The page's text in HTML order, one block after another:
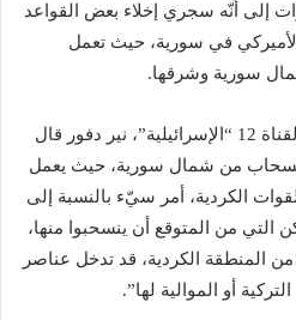
التقديرات إلى أنّه سجري إخلاء بعض القواعد
في سورية، حيث تعمل
سورية وشرقها.
معلق الشؤون العسكرية، في القناة 12 “الإسرائيلية”، نير دفور قال
من شمال سورية، حيث يعمل
الكردية، أمر سيّء بالنسبة إلى
التي من المتوقع أن ينسحبوا منها،
المنطقة الكردية، قد تدخل عناصر
أو الموالية لها”.